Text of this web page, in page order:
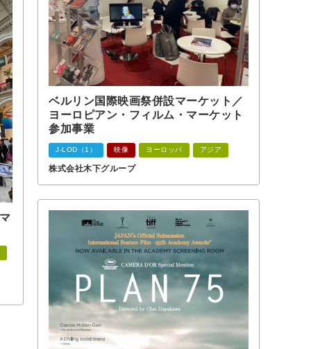
ベルリン国際映画祭併設マーケット／
ヨーロピアン・フィルム・マーケット
参加事業
J-LOD（1） 映像 ヨーロッパ アジア
株式会社木下グループ